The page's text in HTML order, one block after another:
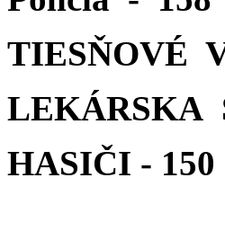
TIESŇOVÉ
LEKÁRSKA
HASIČI - 150